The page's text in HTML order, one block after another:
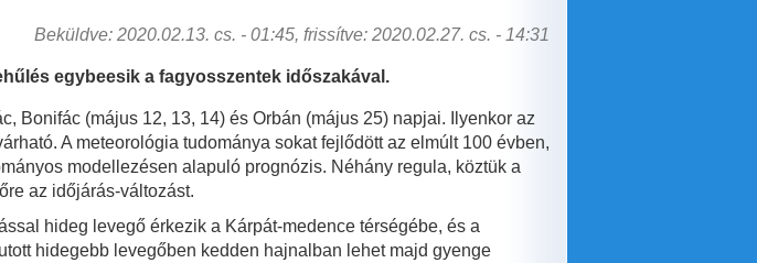
Beküldve: 2020.02.13. cs. - 01:45, frissítve: 2020.02.27. cs. - 14:31
egybeesik a fagyosszentek időszakával.
Bonifác (május 12, 13, 14) és Orbán (május 25) napjai. Ilyenkor az
A meteorológia tudománya sokat fejlődött az elmúlt 100 évben,
modellezésen alapuló prognózis. Néhány regula, köztük a
az időjárás-változást.
hideg levegő érkezik a Kárpát-medence térségébe, és a
hidegebb levegőben kedden hajnalban lehet majd gyenge